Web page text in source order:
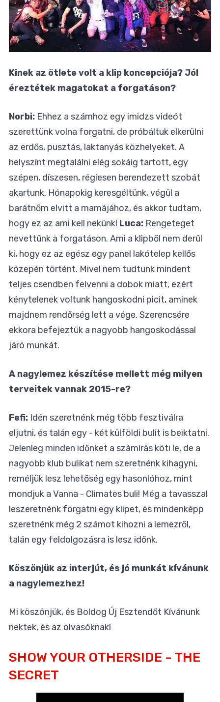
Kinek az ötlete volt a klip koncepciója? Jól
éreztétek magatokat a forgatáson?
Norbi: Ehhez a számhoz egy imidzs videót
szerettünk volna forgatni, de próbáltuk elkerülni
az erdős, pusztás, laktanyás közhelyeket. A
helyszínt megtalálni elég sokáig tartott, egy
szépen, díszesen, régiesen berendezett szobát
akartunk. Hónapokig keresgéltünk, végül a
barátnőm elvitt a mamájához, és akkor tudtam,
hogy ez az ami kell nekünk! Luca: Rengeteget
nevettünk a forgatáson. Ami a klipből nem derül
ki, hogy ez az egész egy panel lakótelep kellős
közepén történt. Mivel nem tudtunk mindent
teljes csendben felvenni a dobok miatt, ezért
kénytelenek voltunk hangoskodni picit, aminek
majdnem rendőrség lett a vége. Szerencsére
ekkora befejeztük a nagyobb hangoskodással
járó munkát.
A nagylemez készítése mellett még milyen
terveitek vannak 2015-re?
Fefi: Idén szeretnénk még több fesztiválra
eljutni, és talán egy - két külföldi bulit is beiktatni.
Jelenleg minden időnket a számírás köti le, de a
nagyobb klub bulikat nem szeretnénk kihagyni,
reméljük lesz lehetőség egy hasonlóhoz, mint
mondjuk a Vanna - Climates buli! Még a tavasszal
leszeretnénk forgatni egy klipet, és mindenképp
szeretnénk még 2 számot kihozni a lemezről,
talán egy feldolgozásra is lesz időnk.
Köszönjük az interjút, és jó munkát kívánunk
a nagylemezhez!
Mi köszönjük, és Boldog Új Esztendőt Kívánunk
nektek, és az olvasóknak!
SHOW YOUR OTHERSIDE - THE
SECRET